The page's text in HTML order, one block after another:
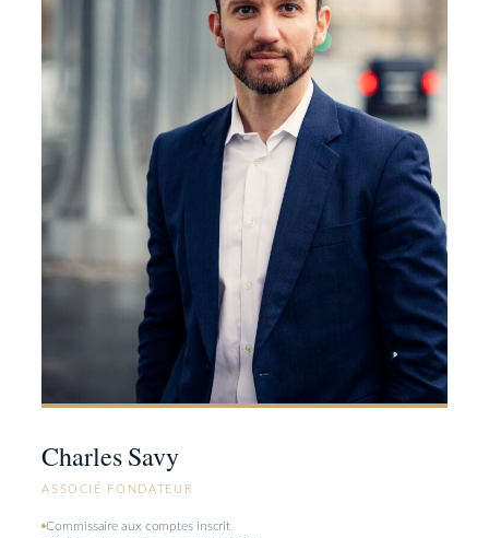
Charles Savy
ASSOCIÉ FONDATEUR
Commissaire aux comptes inscrit